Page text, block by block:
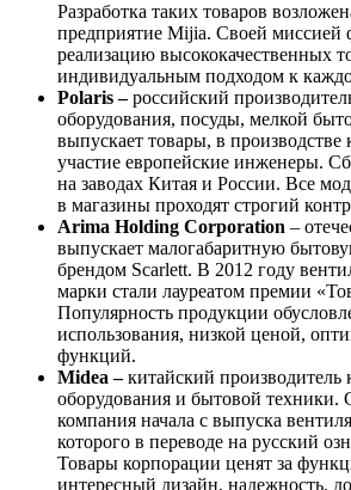
Разработка таких товаров
предприятие Mijia. Своей миссией
реализацию высококачественных
индивидуальным подходом к
Polaris –российский
оборудования, посуды, мелкой
выпускает товары, в
участие европейские инженеры.
на заводах Китая и России. Все
в магазины проходят строгий
Arima Holding Corporation –
выпускает малогабаритную
брендом Scarlett. В 2012 году
марки стали лауреатом премии
Популярность продукции
использования, низкой ценой,
функций.
Midea –китайский производитель
оборудования и бытовой техники.
компания начала с выпуска
которого в переводе на русский
Товары корпорации ценят за
интересный дизайн, надежность,